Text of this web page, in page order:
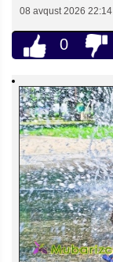
08 avqust 2026 22:14
0